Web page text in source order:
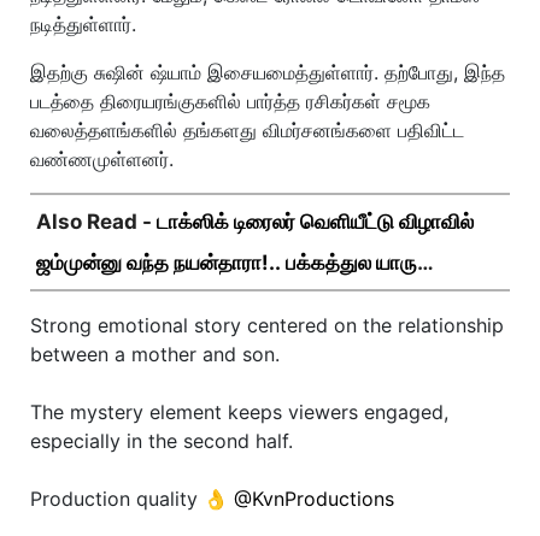
நடித்துள்ளார்.
இதற்கு சுஷின் ஷ்யாம் இசையமைத்துள்ளார். தற்போது, இந்த
படத்தை திரையரங்குகளில் பார்த்த ரசிகர்கள் சமூக
வலைத்தளங்களில் தங்களது விமர்சனங்களை பதிவிட்ட
வண்ணமுள்ளனர்.
Also Read - டாக்ஸிக் டிரைலர் வெளியீட்டு விழாவில்
ஜம்முன்னு வந்த நயன்தாரா!.. பக்கத்துல யாரு
Strong emotional story centered on the relationship
between a mother and son.
The mystery element keeps viewers engaged,
especially in the second half.
Production quality 👌 @KvnProductions